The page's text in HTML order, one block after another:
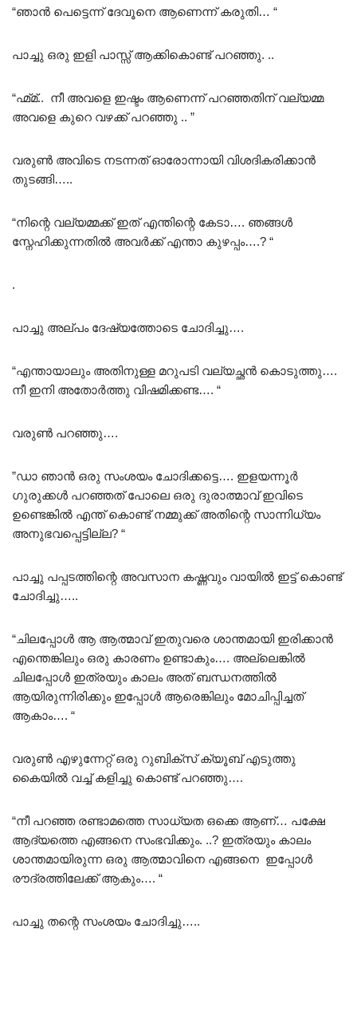
“ഞാൻ പെട്ടെന്ന് ദേവൂനെ ആണെന്ന് കരുതി… “
പാച്ചു ഒരു ഇളി പാസ്സ് ആക്കികൊണ്ട് പറഞ്ഞു. ..
“ഹ്മ്മ്.. നീ അവളെ ഇഷ്ടം ആണെന്ന് പറഞ്ഞതിന് വല്യമ്മ
അവളെ കുറെ വഴക്ക് പറഞ്ഞു .. ”
വരുൺ അവിടെ നടന്നത് ഓരോന്നായി വിശദികരിക്കാൻ
തുടങ്ങി…..
“നിന്റെ വല്യമ്മക്ക് ഇത് എന്തിന്റെ കേടാ…. ഞങ്ങൾ
സ്നേഹിക്കുന്നതിൽ അവർക്ക് എന്താ കുഴപ്പം….? “
.
പാച്ചു അല്പം ദേഷ്യത്തോടെ ചോദിച്ചു….
“എന്തായാലും അതിനുള്ള മറുപടി വല്യച്ഛൻ കൊടുത്തു….
നീ ഇനി അതോർത്തു വിഷമിക്കണ്ട…. “
വരുൺ പറഞ്ഞു….
”ഡാ ഞാൻ ഒരു സംശയം ചോദിക്കട്ടെ…. ഇളയന്നൂർ
ഗുരുക്കൾ പറഞ്ഞത് പോലെ ഒരു ദുരാത്മാവ് ഇവിടെ
ഉണ്ടെങ്കിൽ എന്ത് കൊണ്ട് നമ്മുക്ക് അതിന്റെ സാന്നിധ്യം
അനുഭവപ്പെട്ടില്ല? “
പാച്ചു പപ്പടത്തിന്റെ അവസാന കഷ്ണവും വായിൽ ഇട്ട് കൊണ്ട്
ചോദിച്ചു…..
“ചിലപ്പോൾ ആ ആത്മാവ് ഇതുവരെ ശാന്തമായി ഇരിക്കാൻ
എന്തെങ്കിലും ഒരു കാരണം ഉണ്ടാകും…. അല്ലെങ്കിൽ
ചിലപ്പോൾ ഇത്രയും കാലം അത് ബന്ധനത്തിൽ
ആയിരുന്നിരിക്കും ഇപ്പോൾ ആരെങ്കിലും മോചിപ്പിച്ചത്
ആകാം…. “
വരുൺ എഴുന്നേറ്റ് ഒരു റുബിക്സ് ക്യൂബ് എടുത്തു
കൈയിൽ വച്ച് കളിച്ചു കൊണ്ട് പറഞ്ഞു….
“നീ പറഞ്ഞ രണ്ടാമത്തെ സാധ്യത ഒക്കെ ആണ്… പക്ഷേ
ആദ്യത്തെ എങ്ങനെ സംഭവിക്കും. ..? ഇത്രയും കാലം
ശാന്തമായിരുന്ന ഒരു ആത്മാവിനെ എങ്ങനെ ഇപ്പോൾ
രൗദ്രത്തിലേക്ക് ആകും…. “
പാച്ചു തന്റെ സംശയം ചോദിച്ചു…..